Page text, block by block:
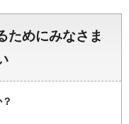
ためにみなさま